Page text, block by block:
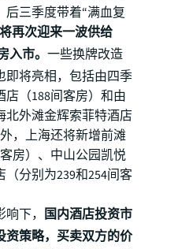
三季度带着“满血复
再次迎来一波供给
入市。 一些换牌改造
即将亮相，包括由四季
（188间客房）和由
北外滩金辉索菲特酒店
外，上海还将新增前滩
房）、中山公园凯悦
分别为239和254间客
下， 国内酒店投资市
资策略，买卖双方的价